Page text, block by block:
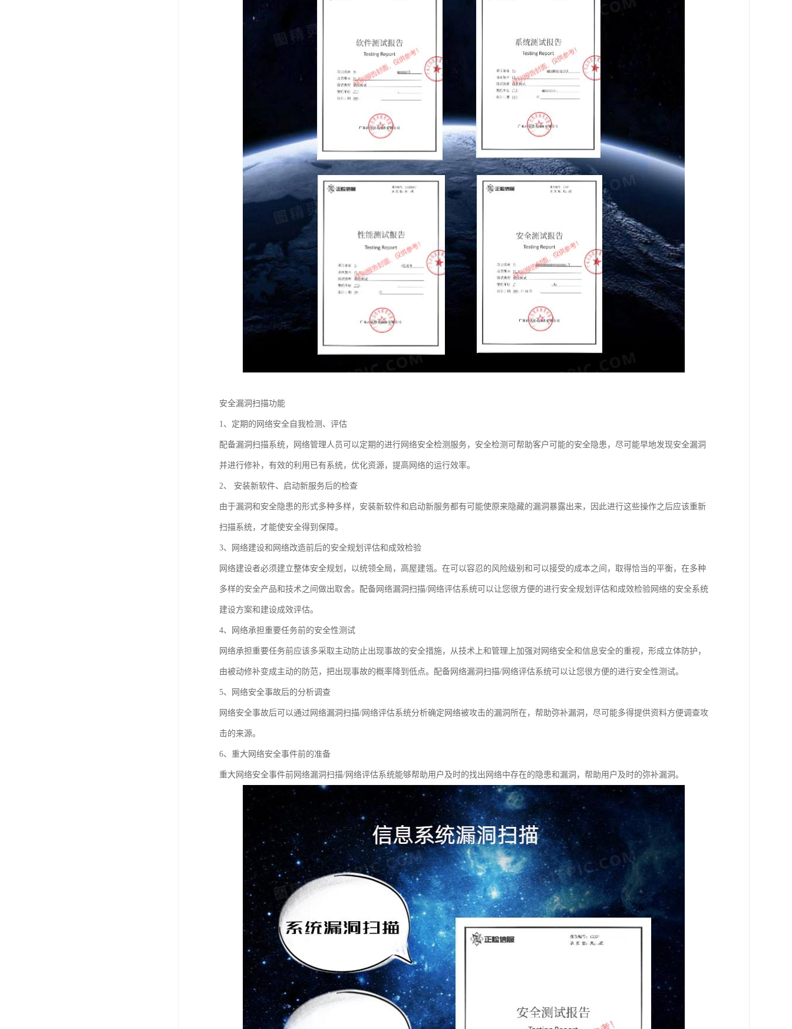
安全漏洞扫描功能
1、定期的网络安全自我检测、评估
配备漏洞扫描系统，网络管理人员可以定期的进行网络安全检测服务，安全检测可帮助客户可能的安全隐患，尽可能早地发现安全漏洞
并进行修补，有效的利用已有系统，优化资源，提高网络的运行效率。
2、 安装新软件、启动新服务后的检查
由于漏洞和安全隐患的形式多种多样，安装新软件和启动新服务都有可能使原来隐藏的漏洞暴露出来，因此进行这些操作之后应该重新
扫描系统，才能使安全得到保障。
3、网络建设和网络改造前后的安全规划评估和成效检验
网络建设者必须建立整体安全规划，以统领全局，高屋建瓴。在可以容忍的风险级别和可以接受的成本之间，取得恰当的平衡，在多种
多样的安全产品和技术之间做出取舍。配备网络漏洞扫描/网络评估系统可以让您很方便的进行安全规划评估和成效检验网络的安全系统
建设方案和建设成效评估。
4、网络承担重要任务前的安全性测试
网络承担重要任务前应该多采取主动防止出现事故的安全措施，从技术上和管理上加强对网络安全和信息安全的重视，形成立体防护，
由被动修补变成主动的防范，把出现事故的概率降到低点。配备网络漏洞扫描/网络评估系统可以让您很方便的进行安全性测试。
5、网络安全事故后的分析调查
网络安全事故后可以通过网络漏洞扫描/网络评估系统分析确定网络被攻击的漏洞所在，帮助弥补漏洞，尽可能多得提供资料方便调查攻
击的来源。
6、重大网络安全事件前的准备
重大网络安全事件前网络漏洞扫描/网络评估系统能够帮助用户及时的找出网络中存在的隐患和漏洞，帮助用户及时的弥补漏洞。